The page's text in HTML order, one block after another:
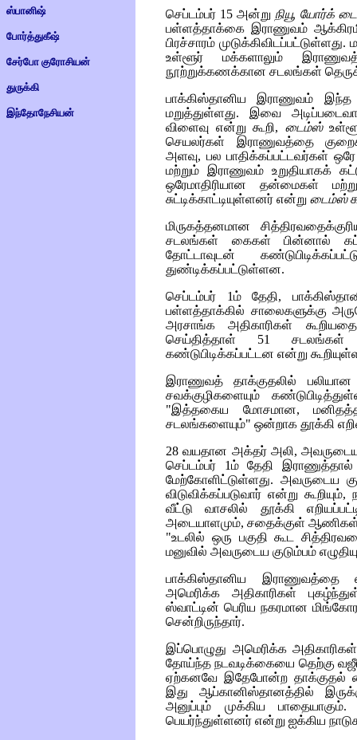
ஸ்பானிஷ்
போர்த்துகீஷ்
சேர்போ குரோசியன்
துருக்கி
இந்தோநேசியன்
செப்டம்பர் 15 அன்று நியூ யோர்க்
பள்ளத்தாக்கை இராணுவம்
பிரச்சாரம்
உள்ளூர் மக்களாலும்
நூற்றுக்கணக்கான சடலங்கள்
பாக்கிஸ்தானிய இராணுவம் இந்த
மறுத்துள்ளது. இவை
விளைவு என்று கூறி, டைம்ஸ்
செயலர்கள் இராணுவத்தை
அளவு, பல பாதிக்கப்பட்டவர்கள் ஒரே
மற்றும் இராணுவம் உறுதியாகக்
ஒரேமாதிரியான தன்மைகள்
சுட்டிக்காட்டியுள்ளனர் என்று டைம்ஸ்
மிருகத்தனமான
சடலங்கள் கைகள் பின்னால்
தோட்டாவுடன்
துண்டிக்கப்பட்டுள்ளன.
செப்டம்பர் 1ம் தேதி,
பள்ளத்தாக்கில் சாலைகளுக்கு
அரசாங்க அதிகாரிகள்
செய்தித்தாள் 51 சடலங்கள்
கண்டுபிடிக்கப்பட்டன என்று
இராணுவத் தாக்குதலில்
சவக்குழிகளையும்
"இத்தகைய மோசமான,
சடலங்களையும்" ஒன்றாக தூக்கி
28 வயதான அக்தர் அலி, அவருடைய
செப்டம்பர் 1ம் தேதி
மேற்கோளிட்டுள்ளது. அவருடைய
விடுவிக்கப்படுவார் என்று
வீட்டு வாசலில் தூக்கி
அடையாளமும், சதைக்குள் ஆணிகள்
"உடலில் ஒரு பகுதி கூட
மனுவில் அவருடைய குடும்பம்
பாக்கிஸ்தானிய இராணுவத்தை
அமெரிக்க அதிகாரிகள்
ஸ்வாட்டின் பெரிய நகரமான
சென்றிருந்தார்.
இப்பொழுது அமெரிக்க
தோய்ந்த நடவடிக்கையை தெற்கு
ஏற்கனவே இதேபோன்ற தாக்குதல்
இது ஆப்கானிஸ்தானத்தில்
அனுப்பும் முக்கிய
பெயர்ந்துள்ளனர் என்று ஐக்கிய